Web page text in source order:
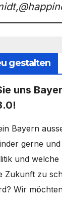
gestalten
uns
Bayern
gerne
und
Zukunft zu
Wir